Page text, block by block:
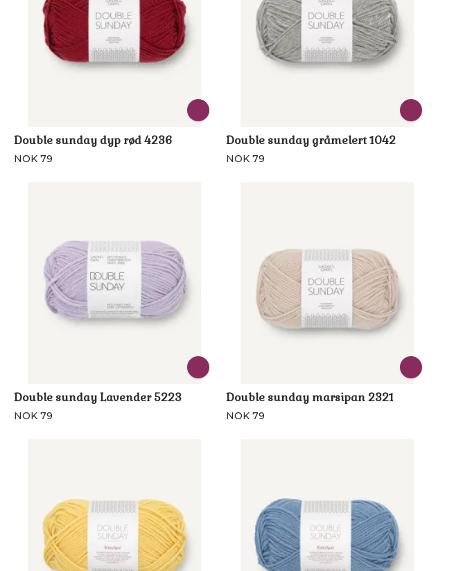
Double sunday dyp rød 4236
NOK 79
Double sunday gråmelert 1042
NOK 79
Double sunday Lavender 5223
NOK 79
Double sunday marsipan 2321
NOK 79